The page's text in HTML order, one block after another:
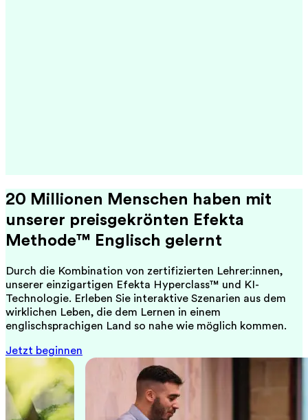
20 Millionen Menschen haben mit
unserer preisgekrönten Efekta
Methode™ Englisch gelernt
Durch die Kombination von zertifizierten Lehrer:innen,
unserer einzigartigen Efekta Hyperclass™ und KI-
Technologie. Erleben Sie interaktive Szenarien aus dem
wirklichen Leben, die dem Lernen in einem
englischsprachigen Land so nahe wie möglich kommen.
Jetzt beginnen